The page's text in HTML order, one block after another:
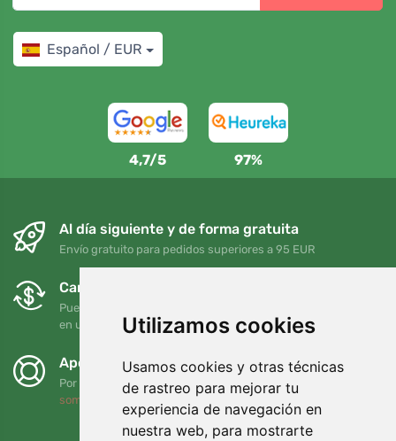
Utilizamos cookies
Usamos cookies y otras técnicas
de rastreo para mejorar tu
experiencia de navegación en
nuestra web, para mostrarte
Español / EUR
4,7/5 97%
Al día siguiente y de forma gratuita
Envío gratuito para pedidos superiores a 95 EUR
Cambios y devoluciones gratuitos
Puede devolver o cambiar su pedido en cualquier momento
en un plazo de 90 días
Apoyamos a Trees.org
Por cada pedido plantamos un árbol. Leer más
somos